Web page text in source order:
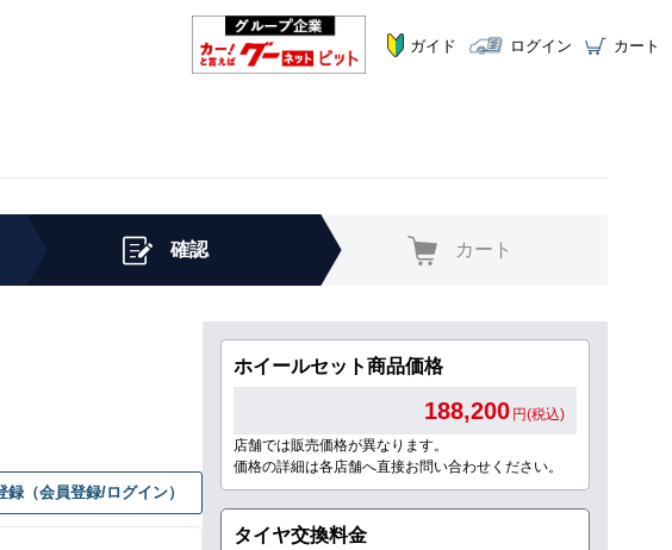
ガイド ログイン カート
確認 カート
録（会員登録/ログイン）
ホイールセット商品価格
188,200 円(税込)
店舗では販売価格が異なります。
価格の詳細は各店舗へ直接お問い合わせください。
タイヤ交換料金